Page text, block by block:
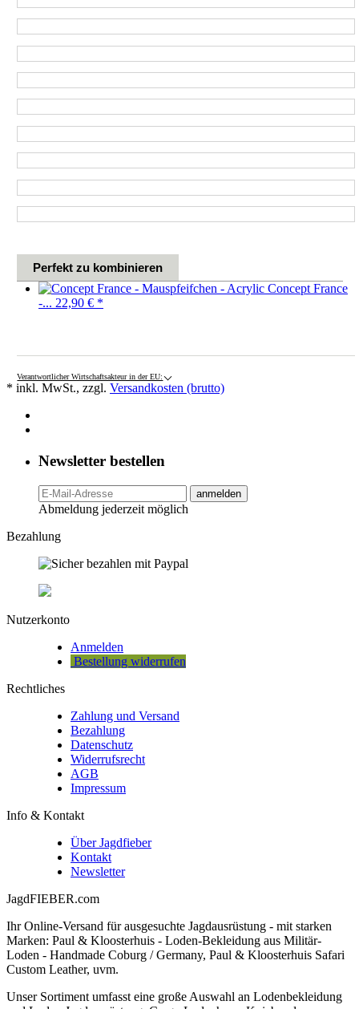
Perfekt zu kombinieren
Concept France
-... 22,90 € *
Verantwortlicher Wirtschaftsakteur in der EU:
* inkl. MwSt., zzgl. Versandkosten (brutto)
Newsletter bestellen
anmelden
Abmeldung jederzeit möglich
Bezahlung
Nutzerkonto
Anmelden
Bestellung widerrufen
Rechtliches
Zahlung und Versand
Bezahlung
Datenschutz
Widerrufsrecht
AGB
Impressum
Info & Kontakt
Über Jagdfieber
Kontakt
Newsletter
JagdFIEBER.com
Ihr Online-Versand für ausgesuchte Jagdausrüstung - mit starken
Marken: Paul & Kloosterhuis - Loden-Bekleidung aus Militär-
Loden - Handmade Coburg / Germany, Paul & Kloosterhuis Safari
Custom Leather, uvm.
Unser Sortiment umfasst eine große Auswahl an Lodenbekleidung